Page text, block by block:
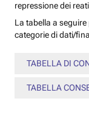
repressione dei
La tabella a
categorie di dati/
TABELLA DI
TABELLA